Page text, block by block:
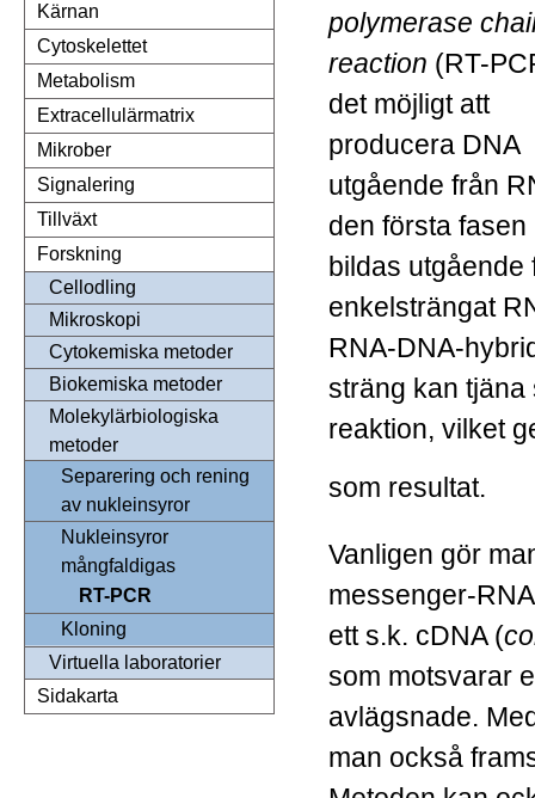
Kärnan
Cytoskelettet
Metabolism
Extracellulärmatrix
Mikrober
Signalering
Tillväxt
Forskning
Cellodling
Mikroskopi
Cytokemiska metoder
Biokemiska metoder
Molekylärbiologiska
metoder
Separering och rening
av nukleinsyror
Nukleinsyror
mångfaldigas
RT-PCR
Kloning
Virtuella laboratorier
Sidakarta
polymerase
reaction (RT-
det möjligt att
producera DNA
utgående från
den första fasen
bildas utgående
enkelsträngat
RNA-DNA-
sträng kan tjäna
reaktion, vilket
som resultat.
Vanligen gör
messenger-
ett s.k. cDNA (
som motsvarar
avlägsnade.
man också